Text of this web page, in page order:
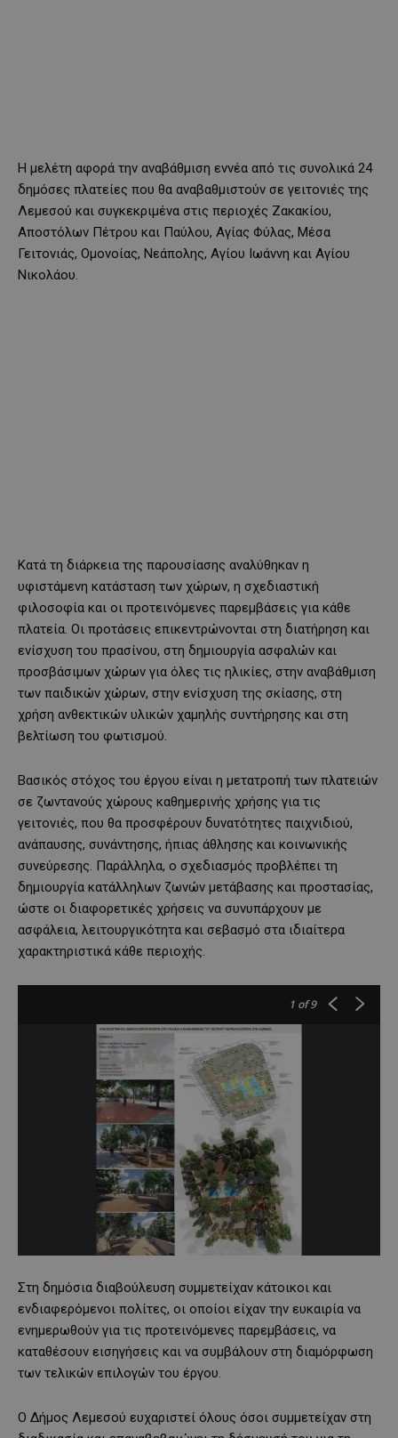
Η μελέτη αφορά την αναβάθμιση εννέα από τις συνολικά 24
δημόσες πλατείες που θα αναβαθμιστούν σε γειτονιές της
Λεμεσού και συγκεκριμένα στις περιοχές Ζακακίου,
Αποστόλων Πέτρου και Παύλου, Αγίας Φύλας, Μέσα
Γειτονιάς, Ομονοίας, Νεάπολης, Αγίου Ιωάννη και Αγίου
Νικολάου.
Κατά τη διάρκεια της παρουσίασης αναλύθηκαν η
υφιστάμενη κατάσταση των χώρων, η σχεδιαστική
φιλοσοφία και οι προτεινόμενες παρεμβάσεις για κάθε
πλατεία. Οι προτάσεις επικεντρώνονται στη διατήρηση και
ενίσχυση του πρασίνου, στη δημιουργία ασφαλών και
προσβάσιμων χώρων για όλες τις ηλικίες, στην αναβάθμιση
των παιδικών χώρων, στην ενίσχυση της σκίασης, στη
χρήση ανθεκτικών υλικών χαμηλής συντήρησης και στη
βελτίωση του φωτισμού.
Βασικός στόχος του έργου είναι η μετατροπή των πλατειών
σε ζωντανούς χώρους καθημερινής χρήσης για τις
γειτονιές, που θα προσφέρουν δυνατότητες παιχνιδιού,
ανάπαυσης, συνάντησης, ήπιας άθλησης και κοινωνικής
συνεύρεσης. Παράλληλα, ο σχεδιασμός προβλέπει τη
δημιουργία κατάλληλων ζωνών μετάβασης και προστασίας,
ώστε οι διαφορετικές χρήσεις να συνυπάρχουν με
ασφάλεια, λειτουργικότητα και σεβασμό στα ιδιαίτερα
χαρακτηριστικά κάθε περιοχής.
1 of 9
Στη δημόσια διαβούλευση συμμετείχαν κάτοικοι και
ενδιαφερόμενοι πολίτες, οι οποίοι είχαν την ευκαιρία να
ενημερωθούν για τις προτεινόμενες παρεμβάσεις, να
καταθέσουν εισηγήσεις και να συμβάλουν στη διαμόρφωση
των τελικών επιλογών του έργου.
Ο Δήμος Λεμεσού ευχαριστεί όλους όσοι συμμετείχαν στη